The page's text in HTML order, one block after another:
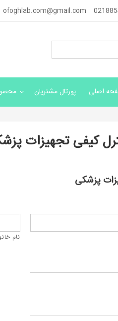
ofoghlab.com@gmail.com
اصلی پورتال مشتریان
کیفی تجهیزات
پزشکی
نام